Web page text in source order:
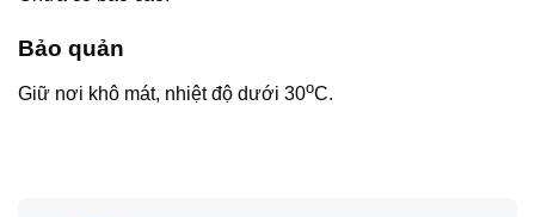
Bảo quản
Giữ nơi khô mát, nhiệt độ dưới 30oC.